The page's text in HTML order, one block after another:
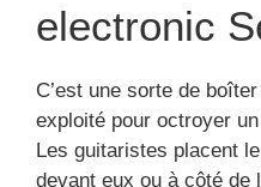
electronic
C’est une sorte de
exploité pour octroyer
Les guitaristes placent
devant eux ou à côté de